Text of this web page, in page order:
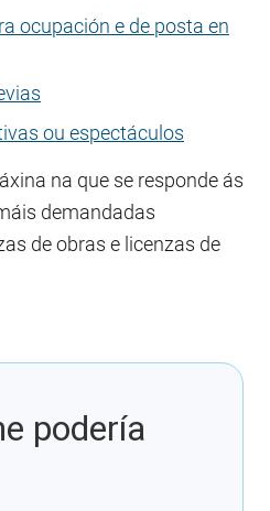
ocupación e de posta en
ou espectáculos
na que se responde ás
demandadas
de obras e licenzas de
podería